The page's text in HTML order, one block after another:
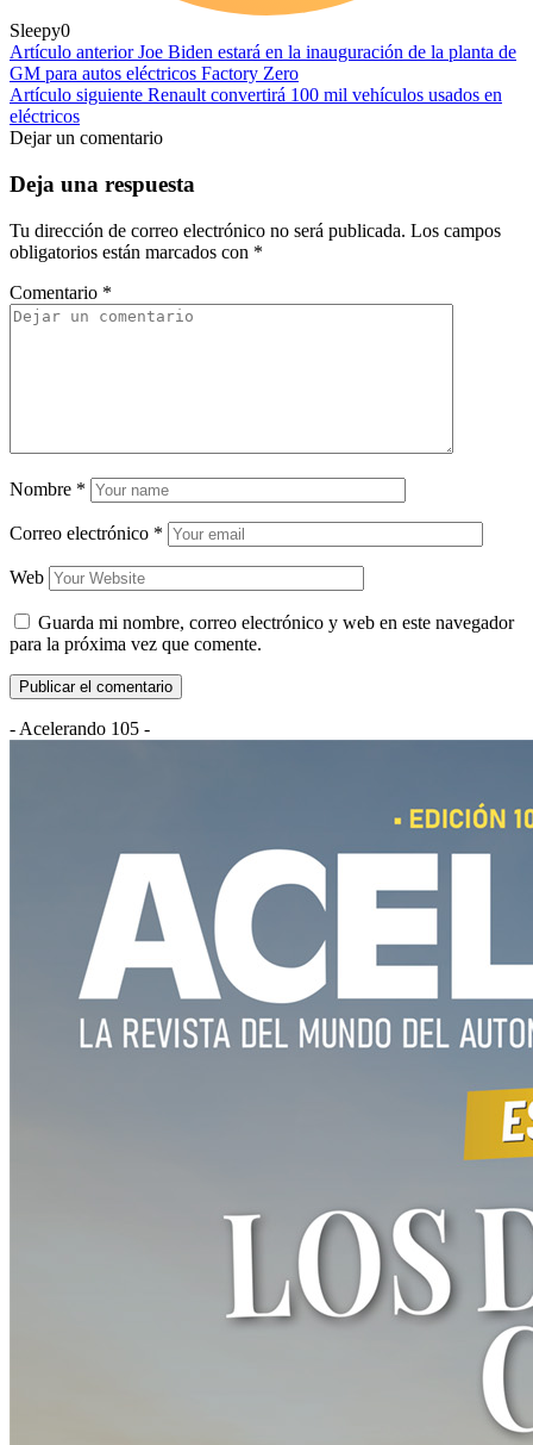
Sleepy0
Artículo anterior Joe Biden estará en la inauguración de la planta de
GM para autos eléctricos Factory Zero
Artículo siguiente Renault convertirá 100 mil vehículos usados en
eléctricos
Dejar un comentario
Deja una respuesta
Tu dirección de correo electrónico no será publicada. Los campos
obligatorios están marcados con *
Comentario *
Nombre *
Correo electrónico *
Web
Guarda mi nombre, correo electrónico y web en este navegador
para la próxima vez que comente.
- Acelerando 105 -